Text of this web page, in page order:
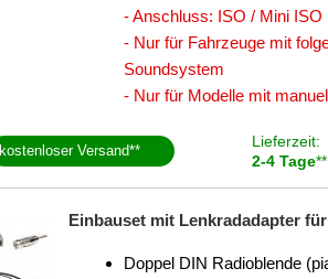
- Anschluss: ISO / Mini ISO
- Nur für Fahrzeuge mit
Soundsystem
- Nur für Modelle mit
kostenloser Versand**
Lieferzeit:
2-4 Tage**
Einbauset mit Lenkradadapter
Doppel DIN Radioblende